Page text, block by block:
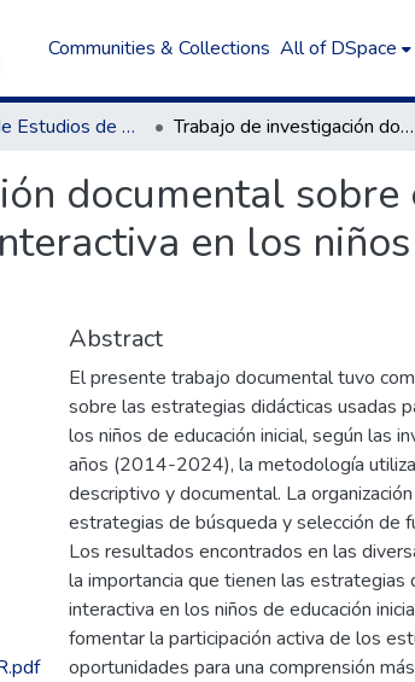
Communities & Collections All of DSpace
Programa de Estudios de Educación Inicial Trabajo de investigación documental sobre estrategias didácticas para promover la lectura interactiva en los niños de educación inicial (2014-2024).
documental
en los
Abstract
El presente trabajo documental tuvo
sobre las estrategias didácticas usadas
los niños de educación inicial, según las
años (2014-2024), la metodología
descriptivo y documental. La
estrategias de búsqueda y selección de
Los resultados encontrados en las
la importancia que tienen las estrategias
interactiva en los niños de educación
fomentar la participación activa de los
oportunidades para una comprensión